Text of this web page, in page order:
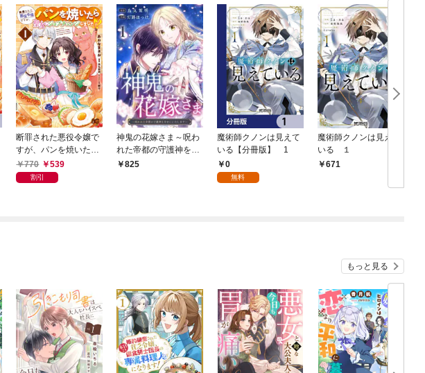
断罪された悪役令嬢で
すが、パンを焼いたら
聖女にジョブチェンジ
しました！？ 1
770 539
割引
神鬼の花嫁さま～呪わ
れた帝都の守護神を幸
せにいたします～ 1
825
魔術師クノンは見えて
いる【分冊版】 1
0
無料
魔術師クノンは見えて
いる １
671
もっと見る